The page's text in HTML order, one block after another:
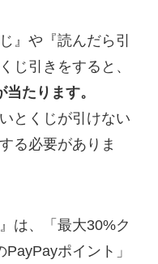
』や『読んだら引
じ引きをすると、
たります。
とくじが引けない
る必要がありま
は、「最大30%ク
ポイント」